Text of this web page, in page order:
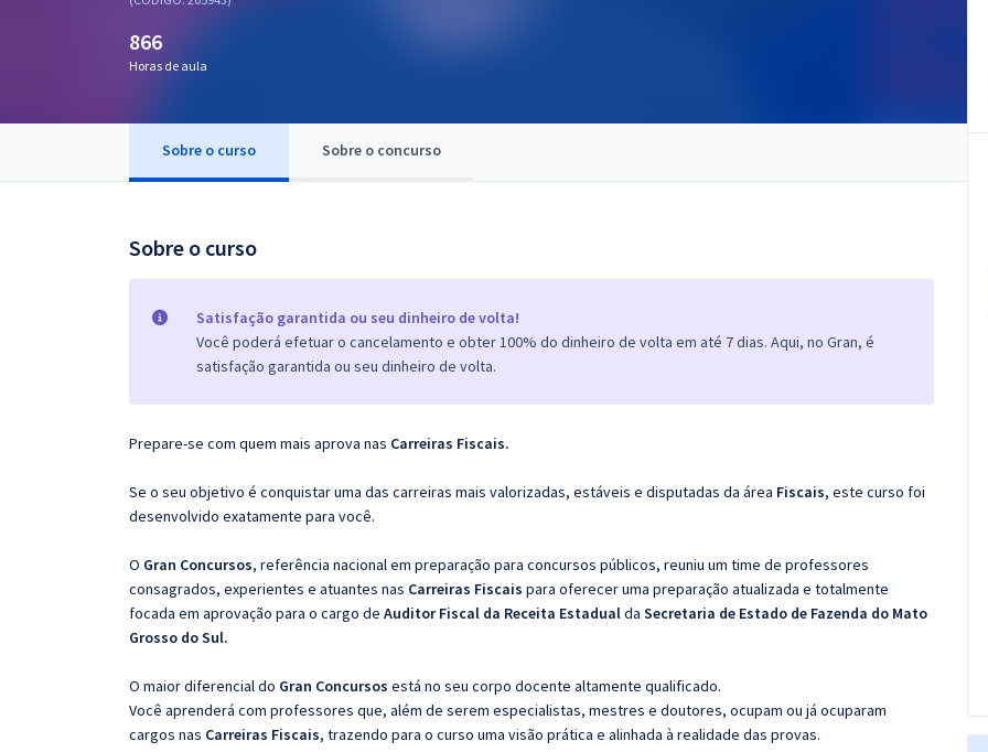
OAB
866
Horas de aula
Sobre o curso Sobre o concurso
Sobre o curso
Satisfação garantida ou seu dinheiro de volta!
Você poderá efetuar o cancelamento e obter 100% do dinheiro de volta em até 7 dias. Aqui, no Gran, é
satisfação garantida ou seu dinheiro de volta.
Prepare-se com quem mais aprova nas Carreiras Fiscais.
Se o seu objetivo é conquistar uma das carreiras mais valorizadas, estáveis e disputadas da área Fiscais, este curso foi
desenvolvido exatamente para você.
O Gran Concursos, referência nacional em preparação para concursos públicos, reuniu um time de professores
consagrados, experientes e atuantes nas Carreiras Fiscais para oferecer uma preparação atualizada e totalmente
focada em aprovação para o cargo de Auditor Fiscal da Receita Estadualda Secretaria de Estado de Fazenda do Mato
Grosso do Sul.
O maior diferencial do Gran Concursos está no seu corpo docente altamente qualificado.
Você aprenderá com professores que, além de serem especialistas, mestres e doutores, ocupam ou já ocuparam
cargos nas Carreiras Fiscais, trazendo para o curso uma visão prática e alinhada à realidade das provas.